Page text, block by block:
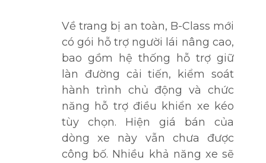
Về trang bị an toàn, B-Class mới
có gói hỗ trợ người lái nâng cao,
bao gồm hệ thống hỗ trợ giữ
làn đường cải tiến, kiểm soát
hành trình chủ động và chức
năng hỗ trợ điều khiển xe kéo
tùy chọn. Hiện giá bán của
dòng xe này vẫn chưa được
công bố. Nhiều khả năng xe sẽ